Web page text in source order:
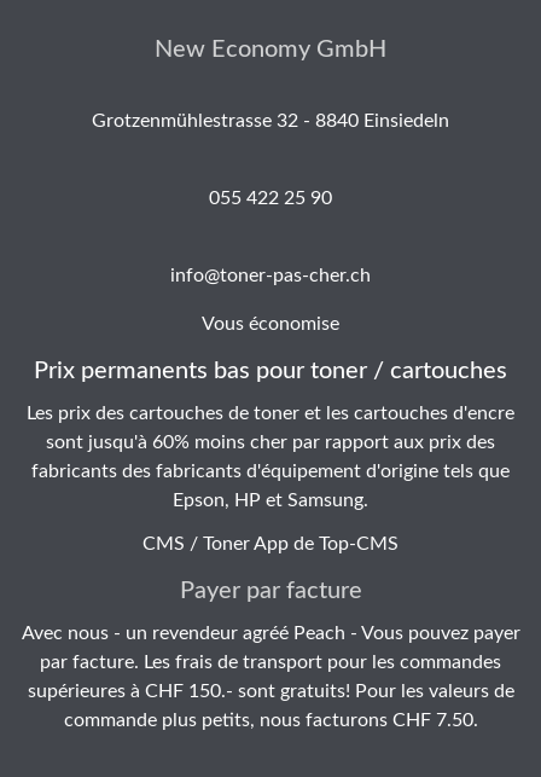
New Economy GmbH
Grotzenmühlestrasse 32 - 8840 Einsiedeln
055 422 25 90
info@toner-pas-cher.ch
Vous économise
Prix permanents bas pour toner / cartouches
Les prix des cartouches de toner et les cartouches d'encre
sont jusqu'à 60% moins cher par rapport aux prix des
fabricants des fabricants d'équipement d'origine tels que
Epson, HP et Samsung.
CMS / Toner App de Top-CMS
Payer par facture
Avec nous - un revendeur agréé Peach - Vous pouvez payer
par facture. Les frais de transport pour les commandes
supérieures à CHF 150.- sont gratuits! Pour les valeurs de
commande plus petits, nous facturons CHF 7.50.